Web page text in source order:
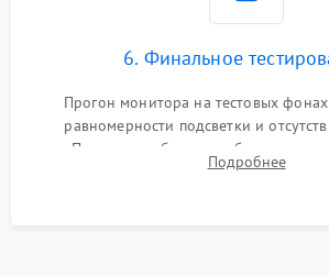
6. Финальное
Прогон монитора на тестовых
равномерности подсветки и
Проверка работоспособности всех
DisplayPort, VGA) и кнопок управления
Подробнее